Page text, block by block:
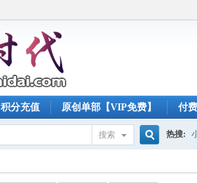
积分充值 原创单部【VIP免费】 付
搜索 热搜: